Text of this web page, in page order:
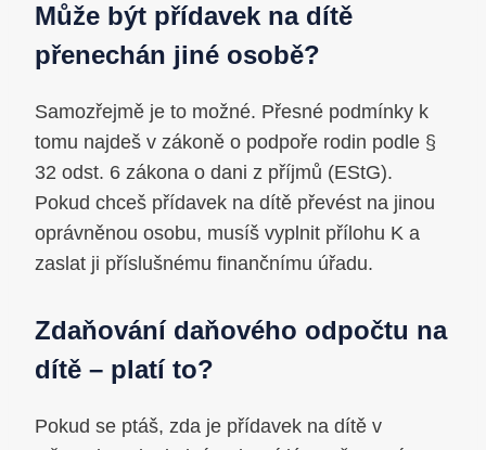
Může být přídavek na dítě
přenechán jiné osobě?
Samozřejmě je to možné. Přesné podmínky k
tomu najdeš v zákoně o podpoře rodin podle §
32 odst. 6 zákona o dani z příjmů (EStG).
Pokud chceš přídavek na dítě převést na jinou
oprávněnou osobu, musíš vyplnit přílohu K a
zaslat ji příslušnému finančnímu úřadu.
Zdaňování daňového odpočtu na
dítě – platí to?
Pokud se ptáš, zda je přídavek na dítě v